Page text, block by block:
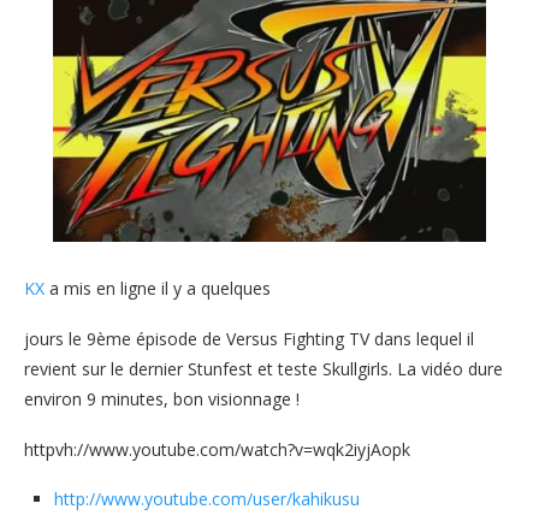
KX a mis en ligne il y a quelques
jours le 9ème épisode de Versus Fighting TV dans lequel il
revient sur le dernier Stunfest et teste Skullgirls. La vidéo dure
environ 9 minutes, bon visionnage !
httpvh://www.youtube.com/watch?v=wqk2iyjAopk
http://www.youtube.com/user/kahikusu